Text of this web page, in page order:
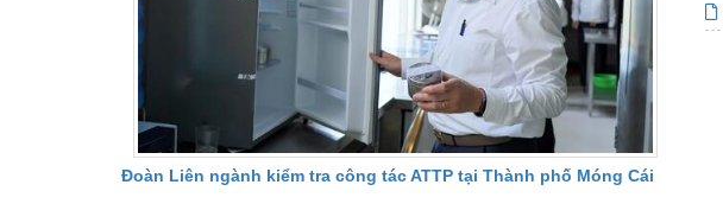
Đoàn Liên ngành kiểm tra công tác ATTP tại Thành phố Móng Cái